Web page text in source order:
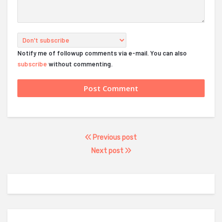
Notify me of followup comments via e-mail. You can also
subscribe without commenting.
Previous post
Next post